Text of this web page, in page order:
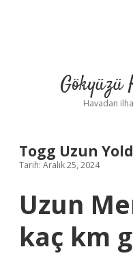
Gökyüzü
Havadan
Togg Uzun
Tarih: Aralık 25, 2024
Uzun
kaç km